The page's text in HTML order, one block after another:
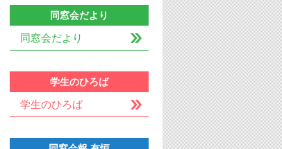
同窓会だより
同窓会だより
学生のひろば
学生のひろば